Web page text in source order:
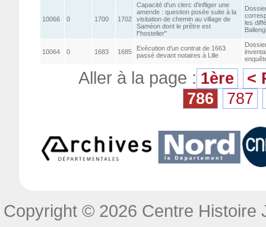
10066 0 1700 1702
Capacité d'un clerc d'infliger une
amende : question posée suite à la
visitation de chemin au village de
Saméon dont le prêtre est
l"hostelier"
les
10064 0 1683 1685
Exécution d'un contrat de 1663
passé devant notaires à Lille
Aller à la page : 1ère
<
786
787
Copyright © 2026 Centre Histoire